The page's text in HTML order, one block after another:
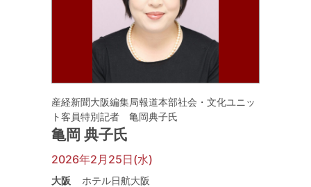
産経新聞大阪編集局報道本部社会・文化ユニッ
ト客員特別記者 亀岡典子氏
亀岡 典子氏
2026年2月25日(水)
大阪 ホテル日航大阪